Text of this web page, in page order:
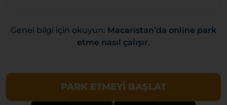
Genel bilgi için okuyun: Macaristan’da online park
etme nasıl çalışır.
PARK ETMEYI BAŞLAT